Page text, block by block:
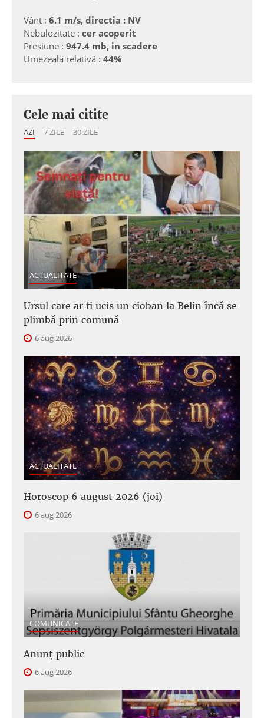
Vânt : 6.1 m/s, directia : NV
Nebulozitate : cer acoperit
Presiune : 947.4 mb, in scadere
Umezeală relativă : 44%
Cele mai citite
AZI 7 ZILE 30 ZILE
ACTUALITATE
Ursul care ar fi ucis un cioban la Belin încă se
plimbă prin comună
6 aug 2026
ACTUALITATE
Horoscop 6 august 2026 (joi)
6 aug 2026
COMUNICATE
Anunţ public
6 aug 2026